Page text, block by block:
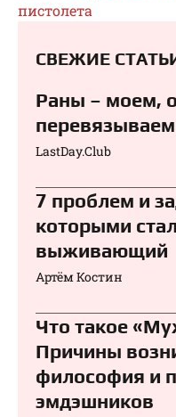
пистолета
СВЕЖИЕ
Раны – моем,
перевязываем⁠⁠
LastDay.Club
7 проблем и
которыми
выживающий
Артём Костин
Что такое
Причины
философия и
эмдэшников